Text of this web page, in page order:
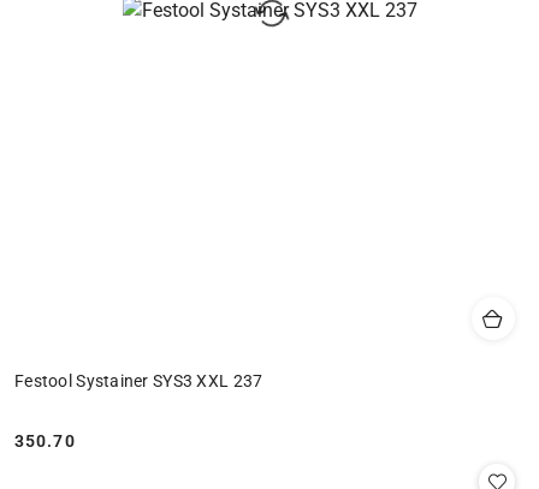
Festool Systainer SYS3 XXL 237
Cena:
350.70